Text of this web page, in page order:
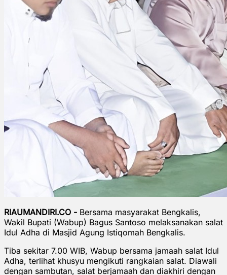
RIAUMANDIRI.CO - Bersama masyarakat Bengkalis,
Wakil Bupati (Wabup) Bagus Santoso melaksanakan salat
Idul Adha di Masjid Agung Istiqomah Bengkalis.
Tiba sekitar 7.00 WIB, Wabup bersama jamaah salat Idul
Adha, terlihat khusyu mengikuti rangkaian salat. Diawali
dengan sambutan, salat berjamaah dan diakhiri dengan